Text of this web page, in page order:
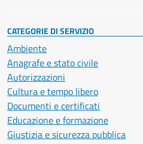
CATEGORIE DI SERVIZIO
Ambiente
Anagrafe e stato civile
Autorizzazioni
Cultura e tempo libero
Documenti e certificati
Educazione e formazione
Giustizia e sicurezza pubblica